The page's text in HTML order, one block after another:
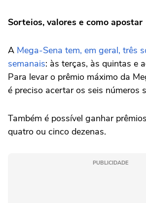
Sorteios, valores e como apostar
A Mega-Sena tem, em geral, três
semanais: às terças, às quintas e
Para levar o prêmio máximo da
é preciso acertar os seis números
Também é possível ganhar
quatro ou cinco dezenas.
PUBLICIDADE